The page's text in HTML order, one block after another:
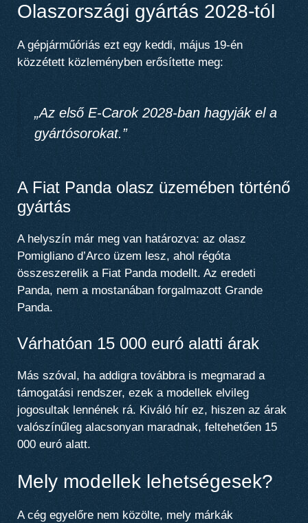
Olaszországi gyártás 2028-tól
A gépjárműóriás ezt egy keddi, május 19-én
közzétett közleményben erősítette meg:
„Az első E‑Carok 2028-ban hagyják el a
gyártósorokat.”
A Fiat Panda olasz üzemében történő
gyártás
A helyszín már meg van határozva: az olasz
Pomigliano d’Arco üzem lesz, ahol régóta
összeszerelik a Fiat Panda modellt. Az eredeti
Panda, nem a mostanában forgalmazott Grande
Panda.
Várhatóan 15 000 euró alatti árak
Más szóval, ha addigra továbbra is megmarad a
támogatási rendszer, ezek a modellek elvileg
jogosultak lennének rá. Kiváló hír ez, hiszen az árak
valószínűleg alacsonyan maradnak, feltehetően 15
000 euró alatt.
Mely modellek lehetségesek?
A cég egyelőre nem közölte, mely márkák